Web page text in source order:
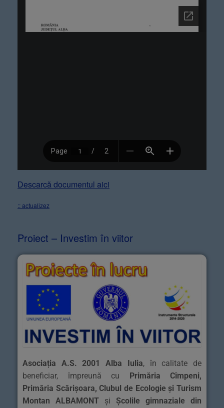
Descarcă documentul aici
:: actualizez
Proiect – Investim în viitor
Asociația A.S. 2001 Alba Iulia, în calitate de
beneficiar, împreună cu
Primăria Cîmpeni,
Primăria Scărișoara, Clubul de Ecologie și Turism
Montan ALBAMONT și Școlile gimnaziale din